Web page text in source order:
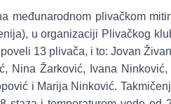
međunarodnom plivačkom
u organizaciji Plivačkog
13 plivača, i to: Jovan
Nina Žarković, Ivana
i Marija Ninković.